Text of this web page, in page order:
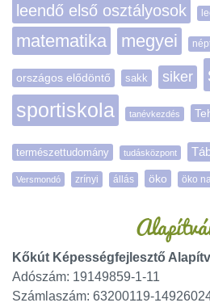
leendő első osztályosok
matematika megyei
országos elődöntő sakk siker
sportiskola tanévkezdés
természettudomány tudásközpont
Versmondó zrínyi állás öko öko
Kőkút Képességfejlesztő
Adószám: 19149859-1-11
Számlaszám: 63200119-